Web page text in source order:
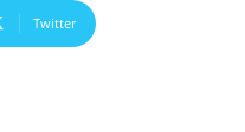
Twitter